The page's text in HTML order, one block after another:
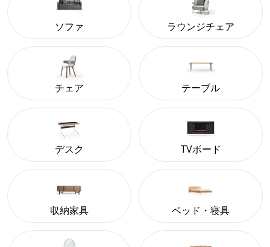
ソファ ラウンジチェア
チェア テーブル
デスク TVボード
収納家具 ベッド・寝具